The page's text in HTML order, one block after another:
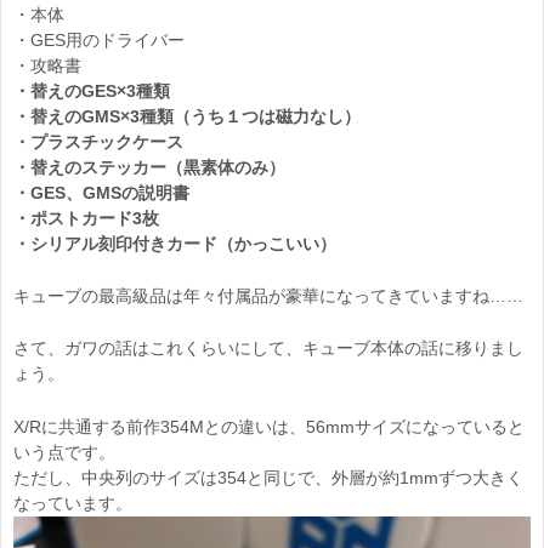
・本体
・GES用のドライバー
・攻略書
・替えのGES×3種類
・替えのGMS×3種類（うち１つは磁力なし）
・プラスチックケース
・替えのステッカー（黒素体のみ）
・GES、GMSの説明書
・ポストカード3枚
・シリアル刻印付きカード（かっこいい）
キューブの最高級品は年々付属品が豪華になってきていますね……
さて、ガワの話はこれくらいにして、キューブ本体の話に移りまし
ょう。
X/Rに共通する前作354Mとの違いは、56mmサイズになっていると
いう点です。
ただし、中央列のサイズは354と同じで、外層が約1mmずつ大きく
なっています。